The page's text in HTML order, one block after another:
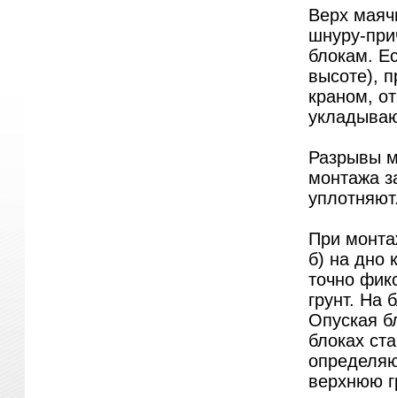
Верх
шнуру-
блокам.
высоте),
краном,
Разрывы
монтажа
При
б) на дно
точно
грунт. На
Опуская
блоках
верхнюю